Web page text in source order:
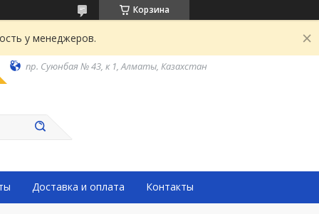
Корзина
у менеджеров.
пр. Суюнбая № 43, к 1, Алматы, Казахстан
Доставка и оплата Контакты